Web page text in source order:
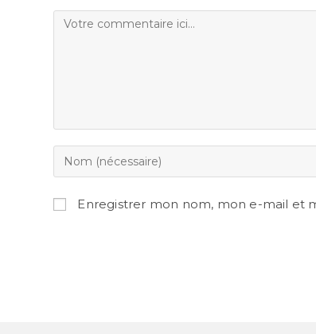
Enregistrer mon nom, mon e-mail et